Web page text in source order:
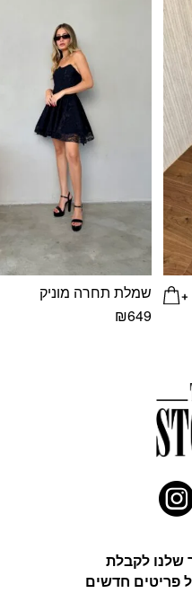
שמלת תחרה מוניק
₪649
שלנו לקבלת
פריטים חדשים